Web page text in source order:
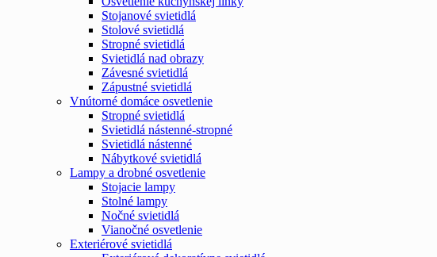
Stojanové svietidlá
Stolové svietidlá
Stropné svietidlá
Svietidlá nad obrazy
Závesné svietidlá
Zápustné svietidlá
Vnútorné domáce osvetlenie
Stropné svietidlá
Svietidlá nástenné-stropné
Svietidlá nástenné
Nábytkové svietidlá
Lampy a drobné osvetlenie
Stojacie lampy
Stolné lampy
Nočné svietidlá
Vianočné osvetlenie
Exteriérové svietidlá